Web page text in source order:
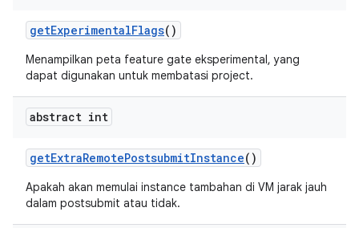
getExperimentalFlags()
Menampilkan peta feature gate eksperimental, yang
dapat digunakan untuk membatasi project.
abstract int
getExtraRemotePostsubmitInstance()
Apakah akan memulai instance tambahan di VM jarak jauh
dalam postsubmit atau tidak.